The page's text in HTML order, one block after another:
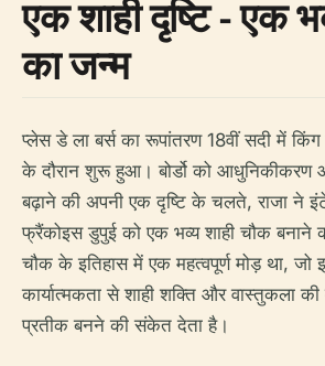
एक शाही दृष्टि - एक
का जन्म
प्लेस डे ला बर्स का रूपांतरण 18वीं सदी में
के दौरान शुरू हुआ। बोर्डो को आधुनिकीकरण
बढ़ाने की अपनी एक दृष्टि के चलते, राजा ने
फ्रैंकोइस डुपुई को एक भव्य शाही चौक बनाने
चौक के इतिहास में एक महत्वपूर्ण मोड़ था,
कार्यात्मकता से शाही शक्ति और वास्तुकला की
प्रतीक बनने की संकेत देता है।